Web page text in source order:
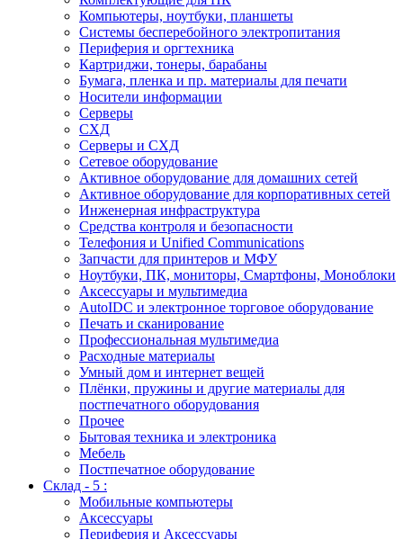
Компьютеры, ноутбуки, планшеты
Системы бесперебойного электропитания
Периферия и оргтехника
Картриджи, тонеры, барабаны
Бумага, пленка и пр. материалы для печати
Носители информации
Серверы
СХД
Серверы и СХД
Сетевое оборудование
Активное оборудование для домашних сетей
Активное оборудование для корпоративных сетей
Инженерная инфраструктура
Средства контроля и безопасности
Телефония и Unified Communications
Запчасти для принтеров и МФУ
Ноутбуки, ПК, мониторы, Смартфоны, Моноблоки
Аксессуары и мультимедиа
AutoIDC и электронное торговое оборудование
Печать и сканирование
Профессиональная мультимедиа
Расходные материалы
Умный дом и интернет вещей
Плёнки, пружины и другие материалы для
постпечатного оборудования
Прочее
Бытовая техника и электроника
Мебель
Постпечатное оборудование
Склад - 5 :
Мобильные компьютеры
Аксессуары
Периферия и Аксессуары